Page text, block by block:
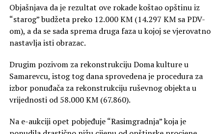
Objašnjava da je rezultat ove rokade koštao opštinu iz
“starog” budžeta preko 12.000 KM (14.297 KM sa PDV-
om), a da se sada sprema druga faza u kojoj se vjerovatno
nastavlja isti obrazac.
Drugim pozivom za rekonstrukciju Doma kulture u
Samarevcu, istog tog dana sprovedena je procedura za
izbor ponuđača za rekonstrukciju ruševnog objekta u
vrijednosti od 58.000 KM (67.860).
Na e-aukciji opet pobjeđuje “Rasimgradnja” koja je